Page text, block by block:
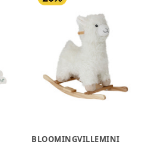
BLOOMINGVILLEMINI